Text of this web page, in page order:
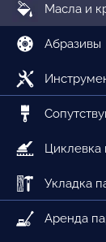
Масла и
Абразивы
Циклевка
Укладка
Аренда